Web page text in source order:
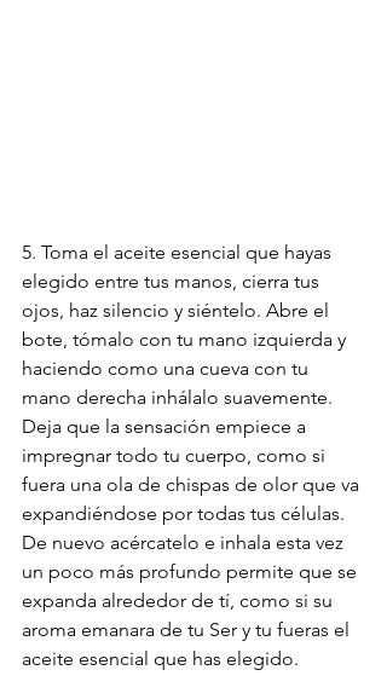
5. Toma el aceite esencial que hayas
elegido entre tus manos, cierra tus
ojos, haz silencio y siéntelo. Abre el
bote, tómalo con tu mano izquierda y
haciendo como una cueva con tu
mano derecha inhálalo suavemente.
Deja que la sensación empiece a
impregnar todo tu cuerpo, como si
fuera una ola de chispas de olor que va
expandiéndose por todas tus células.
De nuevo acércatelo e inhala esta vez
un poco más profundo permite que se
expanda alrededor de tí, como si su
aroma emanara de tu Ser y tu fueras el
aceite esencial que has elegido.